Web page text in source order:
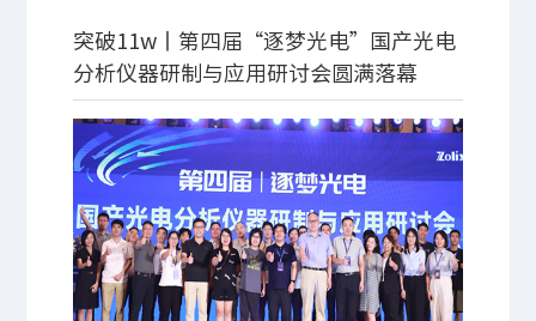
突破11w丨第四届“逐梦光电”国产光电
分析仪器研制与应用研讨会圆满落幕
2023年8月25日，由北京卓立汉光仪器有限公司主办
的第四届“逐梦光电”国产光电分析仪器研制与应用
研讨会的精彩报告继续进行。来自全国各大知名高校
及研究院的“政、用、产、学、研”不同领域的近百
名专家学者出席了本次会议。